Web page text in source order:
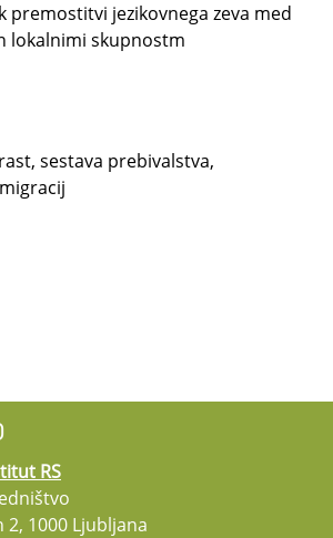
premostitvi jezikovnega zeva med
lokalnimi skupnostm
sestava prebivalstva,
RS
1000 Ljubljana